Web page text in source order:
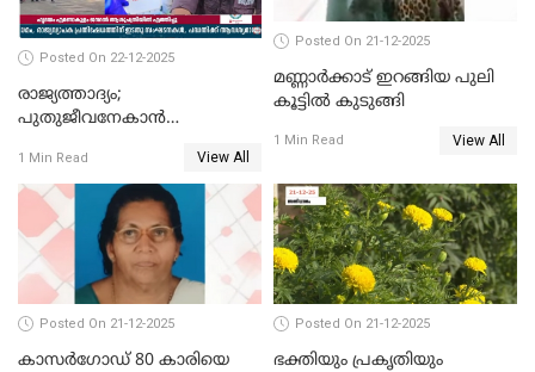
Posted On 22-12-2025
രാജ്യത്താദ്യം;
പുതുജീവനേകാൻ
എറണാകുളം സർക്കാർ
ജനറൽ
ആശുപത്രിയിലെത്തിച്ചു
1 Min Read View All
Posted On 21-12-2025
മണ്ണാർക്കാട് ഇറങ്ങിയ പുലി
കൂട്ടിൽ കുടുങ്ങി
1 Min Read View All
Posted On 21-12-2025
കാസർഗോഡ് 80 കാരിയെ
Posted On 21-12-2025
ഭക്തിയും പ്രകൃതിയും